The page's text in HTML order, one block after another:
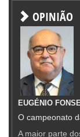
OPINIÃO
EUGÉNIO
O campeonato
A maior parte